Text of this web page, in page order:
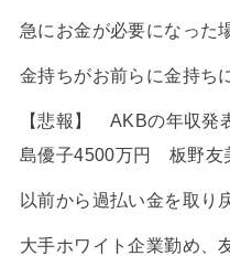
急にお金が必要になった
金持ちがお前らに金持ち
【悲報】 AKBの年収
島優子4500万円 板野友
以前から過払い金を取り
大手ホワイト企業勤め、